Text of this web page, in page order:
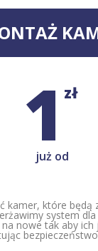
1 zł
już od
kamer, które będą
system
nowe tak aby ich